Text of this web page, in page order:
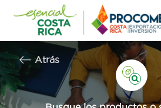
contenido
Atrás